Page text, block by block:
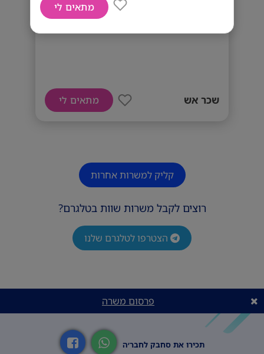
מתאים לי דרושים/ות מנהלי/ות סניפים
שכר אש מתאים לי
קליק למשרות אחרות
רוצים לקבל משרות שוות בטלגרם?
הצטרפו לטלגרם שלנו
פרסום משרה
תכירו את סחבק לחבר׳ה